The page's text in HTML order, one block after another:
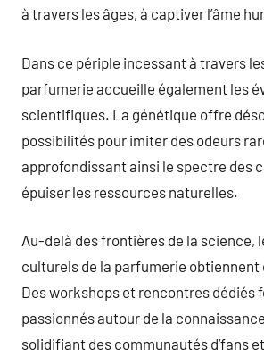
à travers les âges, à captiver l’âme
Dans ce périple incessant à travers
parfumerie accueille également les
scientifiques. La génétique offre
possibilités pour imiter des odeurs
approfondissant ainsi le spectre des
épuiser les ressources naturelles.
Au-delà des frontières de la science,
culturels de la parfumerie obtiennent
Des workshops et rencontres dédiés
passionnés autour de la
solidifiant des communautés d’fans